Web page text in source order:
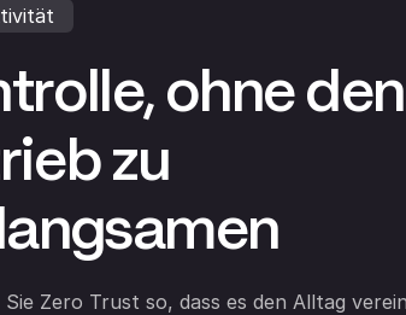
ohne den
zu
Zero Trust so, dass es den Alltag